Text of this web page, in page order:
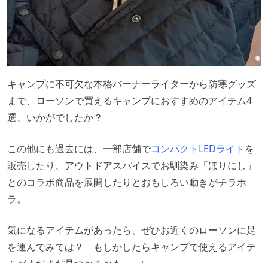
キャンプに不可欠な本格バーナーライターから防寒グッズ
まで、ローソンで買えるキャンプにおすすめのアイテム4
選、いかがでしたか？
この他にも過去には、一部店舗でコンパクトLEDライト を
販売したり、アウトドアスパイスでお馴染み「ほりにし」
とのコラボ商品を展開したりとおもしろい動きがチラホ
ラ。
気になるアイテムがあったら、ぜひお近くのローソンに足
を運んでみては？ もしかしたらキャンプで使えるアイテ